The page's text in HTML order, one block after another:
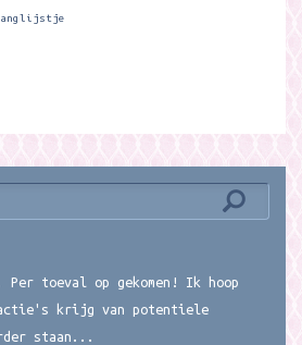
Per toeval op gekomen! Ik hoop
krijg van potentiele
staan...